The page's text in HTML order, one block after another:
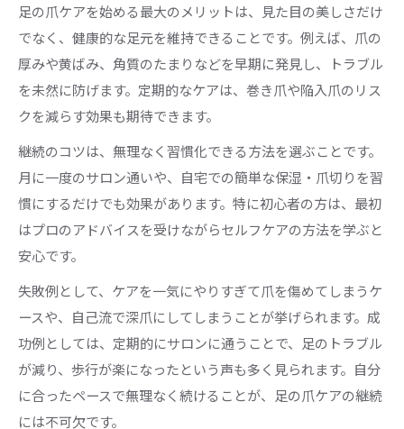
足の爪ケアを始める最大のメリットは、見た目の美しさだけ
でなく、健康的な足元を維持できることです。例えば、爪の
厚みや黄ばみ、角質のたまりなどを早期に発見し、トラブル
を未然に防げます。定期的なケアは、巻き爪や陥入爪のリス
クを減らす効果も期待できます。
継続のコツは、無理なく習慣化できる方法を選ぶことです。
月に一度のサロン通いや、自宅での簡単な保湿・爪切りを習
慣にするだけでも効果があります。特に初心者の方は、最初
はプロのアドバイスを受けながらセルフケアの方法を学ぶと
安心です。
失敗例として、ケアを一気にやりすぎて爪を傷めてしまうケ
ースや、自己流で深爪にしてしまうことが挙げられます。成
功例としては、定期的にサロンに通うことで、足のトラブル
が減り、歩行が楽になったという声も多く見られます。自分
に合ったペースで無理なく続けることが、足の爪ケアの継続
には不可欠です。